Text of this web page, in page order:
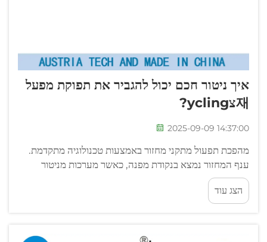
איך ניטור חכם יכול להגביר את תפוקת מפעל
재צycling?
2025-09-09 14:37:00
מהפכת תפעול מתקני מחזור באמצעות טכנולוגיה מתקדמת.
ענף המחזור נמצא בנקודת מפנה, כאשר מערכות מניטור
חכמות הופכות את ניהול הפסולת המסורתית לפעולת יעילות,
ממונעת נתונים. מתקני עיבוד ברחבי העולם...
הצג עוד